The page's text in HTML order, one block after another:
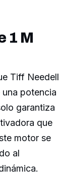
1 M
Tiff Needell
potencia
garantiza
que
motor se
al